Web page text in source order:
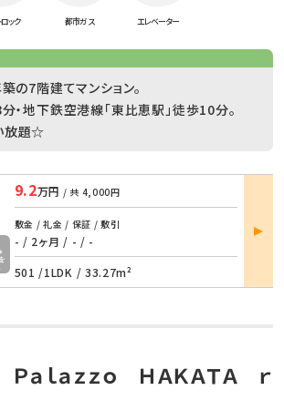
ック 都市ガス エレベーター
の7階建てマンション。
・地下鉄空港線「東比恵駅」徒歩10分。
放題☆
9.2万円 / 共 4,000円
敷金 / 礼金 / 保証 / 敷引
- / 2ヶ月 / - / -
501 /1LDK / 33.27m²
部屋
詳細
Ｐａｌａｚｚｏ ＨＡＫＡＴＡ ｒ